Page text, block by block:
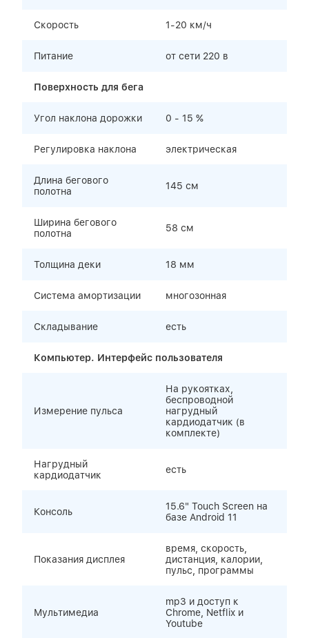
Скорость 1-20 км/ч
Питание от сети 220 в
Поверхность для бега
Угол наклона дорожки 0 - 15 %
Регулировка наклона электрическая
Длина бегового
полотна
145 см
Ширина бегового
полотна
58 см
Толщина деки 18 мм
Система амортизации многозонная
Складывание есть
Компьютер. Интерфейс пользователя
Измерение пульса
На рукоятках,
беспроводной
нагрудный
кардиодатчик (в
комплекте)
Нагрудный
кардиодатчик
есть
Консоль
15.6" Touch Screen на
базе Android 11
Показания дисплея
время, скорость,
дистанция, калории,
пульс, программы
Мультимедиа
mp3 и доступ к
Chrome, Netflix и
Youtube